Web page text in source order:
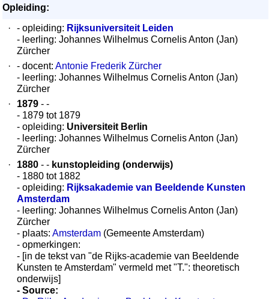
Opleiding:
·
- opleiding: Rijksuniversiteit Leiden
- leerling: Johannes Wilhelmus Cornelis Anton (Jan)
Zürcher
·
- docent: Antonie Frederik Zürcher
- leerling: Johannes Wilhelmus Cornelis Anton (Jan)
Zürcher
·
1879 - -
- 1879 tot 1879
- opleiding: Universiteit Berlin
- leerling: Johannes Wilhelmus Cornelis Anton (Jan)
Zürcher
·
1880 - - kunstopleiding (onderwijs)
- 1880 tot 1882
- opleiding: Rijksakademie van Beeldende Kunsten
Amsterdam
- leerling: Johannes Wilhelmus Cornelis Anton (Jan)
Zürcher
- plaats: Amsterdam (Gemeente Amsterdam)
- opmerkingen:
- [in de tekst van "de Rijks-academie van Beeldende
Kunsten te Amsterdam" vermeld met "T.": theoretisch
onderwijs]
- Source: